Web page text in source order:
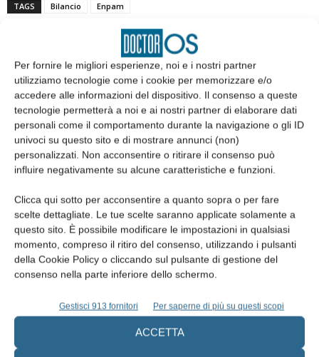
Per fornire le migliori esperienze, noi e i nostri partner
utilizziamo tecnologie come i cookie per memorizzare e/o
accedere alle informazioni del dispositivo. Il consenso a queste
tecnologie permetterà a noi e ai nostri partner di elaborare dati
personali come il comportamento durante la navigazione o gli ID
univoci su questo sito e di mostrare annunci (non)
personalizzati. Non acconsentire o ritirare il consenso può
influire negativamente su alcune caratteristiche e funzioni.
Clicca qui sotto per acconsentire a quanto sopra o per fare
scelte dettagliate. Le tue scelte saranno applicate solamente a
questo sito. È possibile modificare le impostazioni in qualsiasi
momento, compreso il ritiro del consenso, utilizzando i pulsanti
della Cookie Policy o cliccando sul pulsante di gestione del
consenso nella parte inferiore dello schermo.
Gestisci 913 fornitori Per saperne di più su questi scopi
ACCETTA
TAGS Bilancio Enpam
Articolo precedente
European Academy of
presidente della SIOI eletto nella
Governance
Articolo successivo
È possibile usufruire della
pagamento sia effettuato da un
familiare non convivente?
ARTICOLI CORRELATI
Lo studio odontoiatrico nell’era dell’AI.